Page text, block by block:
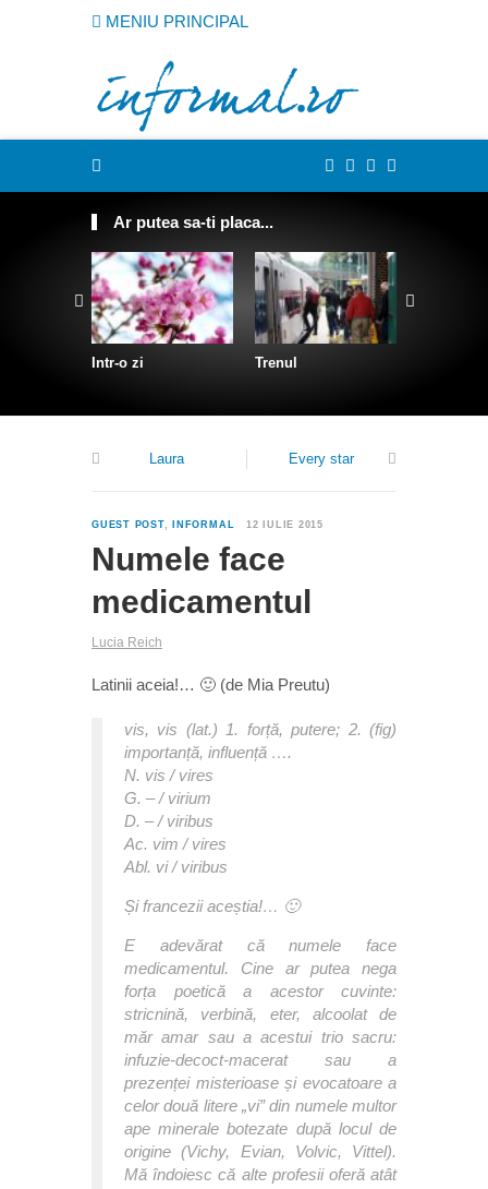
MENIU PRINCIPAL
Ar putea sa-ti placa...
Intr-o zi Trenul
Laura Every star
GUEST POST, INFORMAL 12 IULIE 2015
Numele face
medicamentul
Lucia Reich
Latinii aceia!… 🙂 (de Mia Preutu)
vis, vis (lat.) 1. forță, putere; 2. (fig)
importanță, influență ….
N. vis / vires
G. – / virium
D. – / viribus
Ac. vim / vires
Abl. vi / viribus
Și francezii aceștia!… 🙂
E adevărat că numele face
medicamentul. Cine ar putea nega
forța poetică a acestor cuvinte:
stricnină, verbină, eter, alcoolat de
măr amar sau a acestui trio sacru:
infuzie-decoct-macerat sau a
prezenței misterioase și evocatoare a
celor două litere „vi” din numele multor
ape minerale botezate după locul de
origine (Vichy, Evian, Volvic, Vittel).
Mă îndoiesc că alte profesii oferă atât